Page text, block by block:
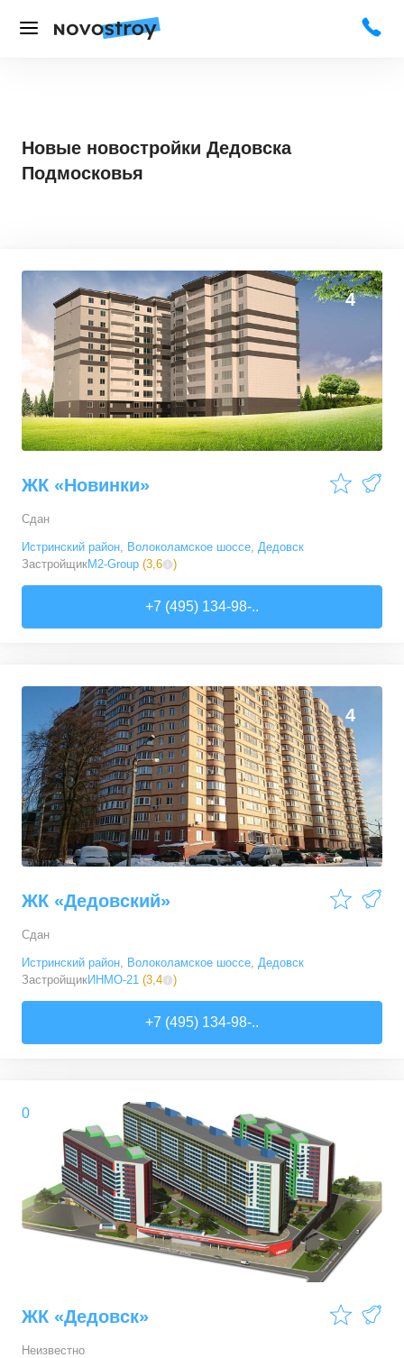
Новые новостройки Дедовска
Подмосковья
4
ЖК «Новинки»
Сдан
Истринский район, Волоколамское шоссе, Дедовск
ЗастройщикM2-Group (3,6 )
+7 (495) 134-98-..
4
ЖК «Дедовский»
Сдан
Истринский район, Волоколамское шоссе, Дедовск
ЗастройщикИНМО-21 (3,4 )
+7 (495) 134-98-..
0
ЖК «Дедовск»
Неизвестно